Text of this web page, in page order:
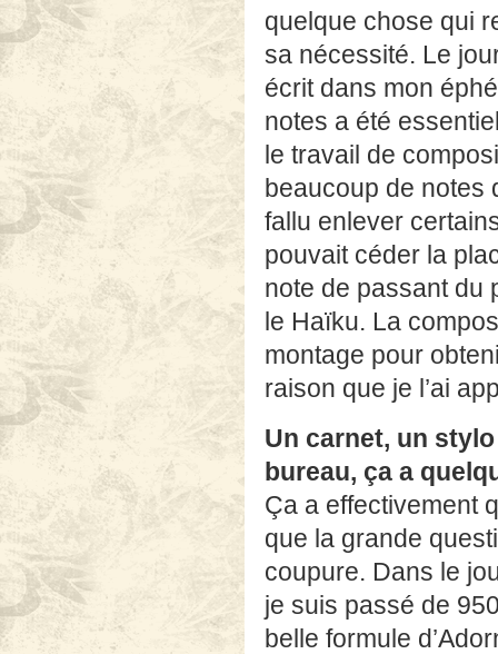
quelque chose qui
sa nécessité. Le
écrit dans mon
notes a été
le travail de
beaucoup de notes
fallu enlever
pouvait céder la
note de passant du
le Haïku. La
montage pour
raison que je l’ai
Un carnet, un
bureau, ça a
Ça a effectivement
que la grande
coupure. Dans le
je suis passé de
belle formule